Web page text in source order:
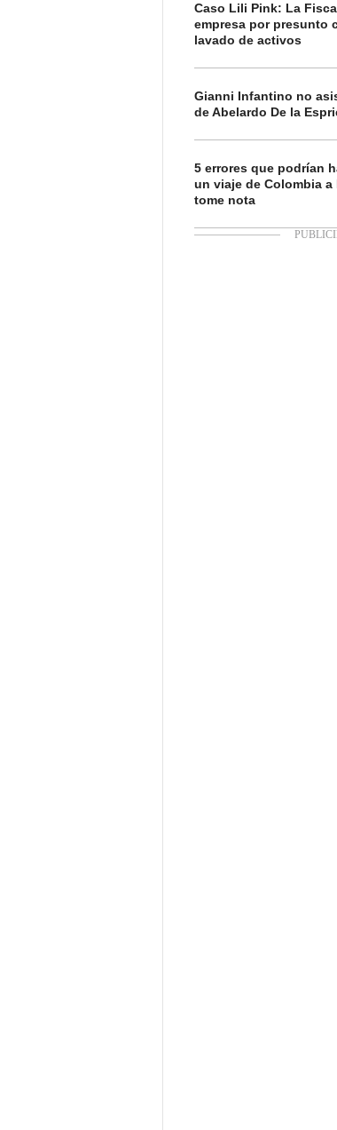
Caso Lili Pink: La
empresa por presunto
lavado de activos
Gianni Infantino no
de Abelardo De la
5 errores que podrían
un viaje de Colombia
tome nota